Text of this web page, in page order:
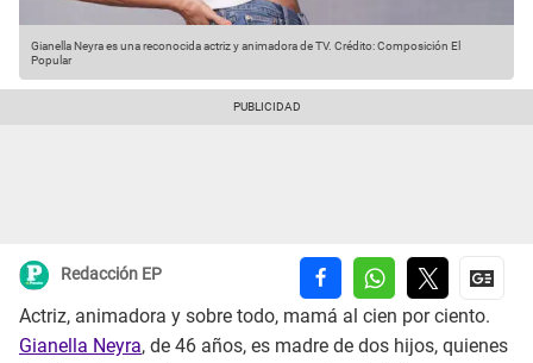
Gianella Neyra es una reconocida actriz y animadora de TV. Crédito: Composición El
Popular
Redacción EP
Actriz, animadora y sobre todo, mamá al cien por ciento.
Gianella Neyra, de 46 años, es madre de dos hijos, quienes